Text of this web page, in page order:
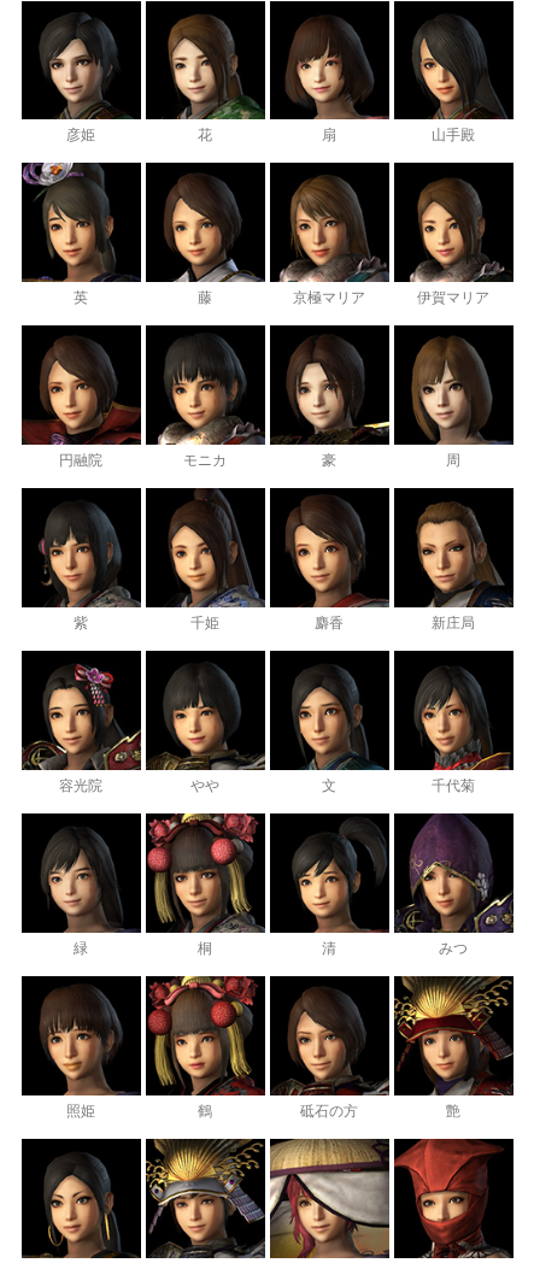
彦姫 花 扇 山手殿
英 藤 京極マリア 伊賀マリア
円融院 モニカ 豪 周
紫 千姫 麝香 新庄局
容光院 やや 文 千代菊
緑 桐 清 みつ
照姫 鶴 砥石の方 艶